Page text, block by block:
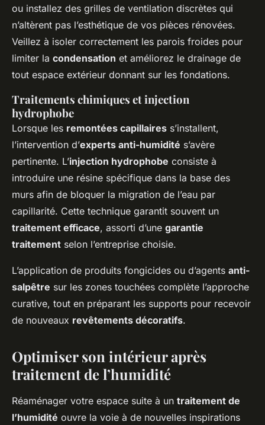
ou installez des grilles de ventilation discrètes qui
n’altèrent pas l’esthétique de vos pièces rénovées.
Veillez à isoler correctement les parois froides pour
limiter la condensation et améliorez le drainage de
tout espace extérieur donnant sur les fondations.
Traitements chimiques et injection
hydrophobe
Lorsque les remontées capillaires s’installent,
l’intervention d’experts anti-humidité s’avère
pertinente. L’injection hydrophobe consiste à
introduire une résine spécifique dans la base des
murs afin de bloquer la migration de l’eau par
capillarité. Cette technique garantit souvent un
traitement efficace, assorti d’une garantie
traitement selon l’entreprise choisie.
L’application de produits fongicides ou d’agents anti-
salpêtre sur les zones touchées complète l’approche
curative, tout en préparant les supports pour recevoir
de nouveaux revêtements décoratifs.
Optimiser son intérieur après
traitement de l’humidité
Réaménager votre espace suite à un traitement de
l’humidité ouvre la voie à de nouvelles inspirations